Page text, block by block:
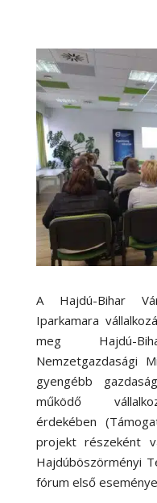
A Hajdú-Bihar
Iparkamara
meg Hajdú-
Nemzetgazdasági
gyengébb
működő
érdekében
projekt részeként
Hajdúböszörményi
fórum első